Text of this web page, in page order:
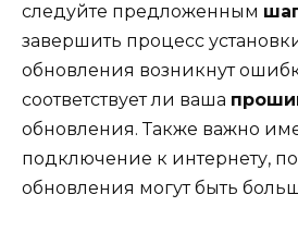
следуйте предложенным
завершить процесс
обновления возникнут
соответствует ли ваша
обновления. Также важно
подключение к интернету,
обновления могут быть